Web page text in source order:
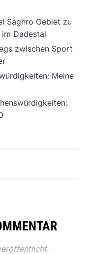
Saghro Gebiet zu
Dadestal
zwischen Sport
Meine